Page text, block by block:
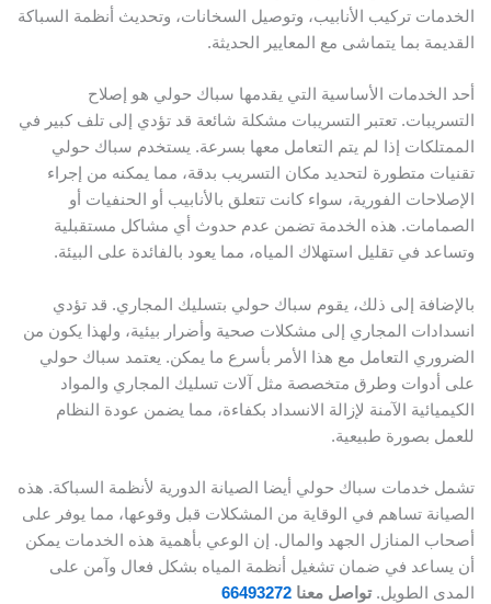
الخدمات تركيب الأنابيب، وتوصيل السخانات، وتحديث أنظمة السباكة
القديمة بما يتماشى مع المعايير الحديثة.
أحد الخدمات الأساسية التي يقدمها سباك حولي هو إصلاح
التسريبات. تعتبر التسريبات مشكلة شائعة قد تؤدي إلى تلف كبير في
الممتلكات إذا لم يتم التعامل معها بسرعة. يستخدم سباك حولي
تقنيات متطورة لتحديد مكان التسريب بدقة، مما يمكنه من إجراء
الإصلاحات الفورية، سواء كانت تتعلق بالأنابيب أو الحنفيات أو
الصمامات. هذه الخدمة تضمن عدم حدوث أي مشاكل مستقبلية
وتساعد في تقليل استهلاك المياه، مما يعود بالفائدة على البيئة.
بالإضافة إلى ذلك، يقوم سباك حولي بتسليك المجاري. قد تؤدي
انسدادات المجاري إلى مشكلات صحية وأضرار بيئية، ولهذا يكون من
الضروري التعامل مع هذا الأمر بأسرع ما يمكن. يعتمد سباك حولي
على أدوات وطرق متخصصة مثل آلات تسليك المجاري والمواد
الكيميائية الآمنة لإزالة الانسداد بكفاءة، مما يضمن عودة النظام
للعمل بصورة طبيعية.
تشمل خدمات سباك حولي أيضا الصيانة الدورية لأنظمة السباكة. هذه
الصيانة تساهم في الوقاية من المشكلات قبل وقوعها، مما يوفر على
أصحاب المنازل الجهد والمال. إن الوعي بأهمية هذه الخدمات يمكن
أن يساعد في ضمان تشغيل أنظمة المياه بشكل فعال وآمن على
المدى الطويل.تواصل معنا 66493272